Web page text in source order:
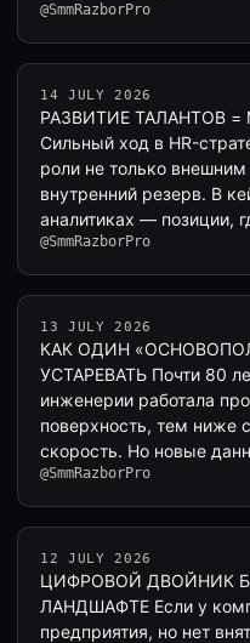
@SmmRazborPro
14 JULY 2026
РАЗВИТИЕ ТАЛАНТОВ
Сильный ход в HR-
роли не только
внутренний резерв. В
аналитиках — позиции,
@SmmRazborPro
13 JULY 2026
КАК ОДИН
УСТАРЕВАТЬ Почти 80
инженерии работала
поверхность, тем ниже
скорость. Но новые
@SmmRazborPro
12 JULY 2026
ЦИФРОВОЙ ДВОЙНИК
ЛАНДШАФТЕ Если у
предприятия, но нет